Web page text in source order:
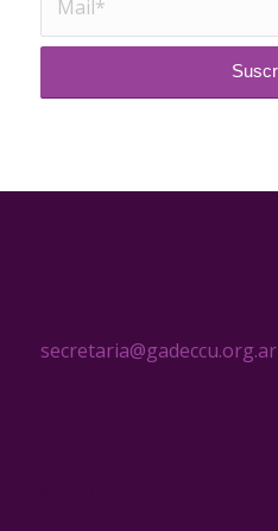
secretaria@gadeccu.org.ar